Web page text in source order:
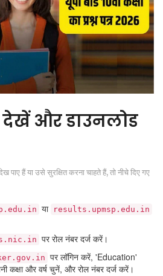
और डाउनलोड
पाए हैं या उसे सुरक्षित करना चाहते हैं, तो नीचे दिए गए
या results.upmsp.edu.in
पर रोल नंबर दर्ज करें।
पर लॉगिन करें, 'Education'
और वर्ष चुनें, और रोल नंबर दर्ज करें।